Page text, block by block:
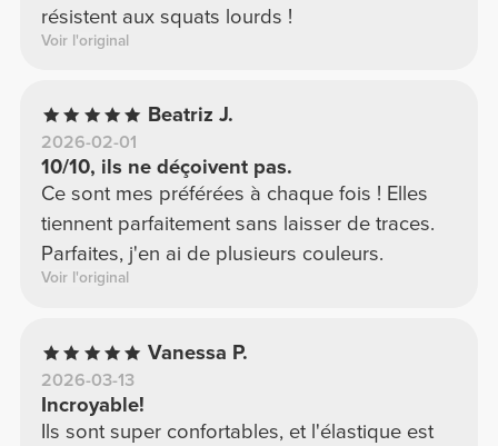
résistent aux squats lourds !
Voir l'original
Beatriz J.
2026-02-01
10/10, ils ne déçoivent pas.
Ce sont mes préférées à chaque fois ! Elles
tiennent parfaitement sans laisser de traces.
Parfaites, j'en ai de plusieurs couleurs.
Voir l'original
Vanessa P.
2026-03-13
Incroyable!
Ils sont super confortables, et l'élastique est